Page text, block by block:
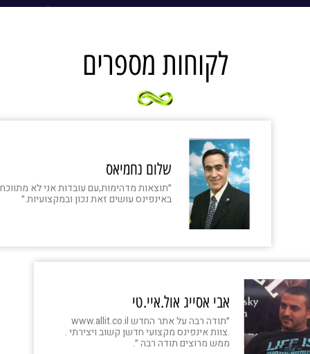
לקוחות מספרים
שלום נחמיאס‏
״תוצאות מדהימות,עם עובדות אני לא
באינפינס עושים זאת נכון ובמקצועיות.״
אבי אסייג אול.איי.טי
״תודה רבה על אתר החדש www.allit.co.il
.צוות אינפינס מקצועי חדשן קשוב ויצירתי .
ממש מרוצים תודה רבה ״.